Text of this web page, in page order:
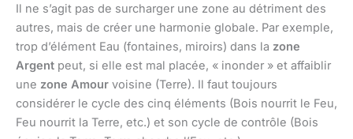
Il ne s’agit pas de surcharger une zone au détriment des
autres, mais de créer une harmonie globale. Par exemple,
trop d’élément Eau (fontaines, miroirs) dans la zone
Argent peut, si elle est mal placée, « inonder » et affaiblir
une zone Amour voisine (Terre). Il faut toujours
considérer le cycle des cinq éléments (Bois nourrit le Feu,
Feu nourrit la Terre, etc.) et son cycle de contrôle (Bois